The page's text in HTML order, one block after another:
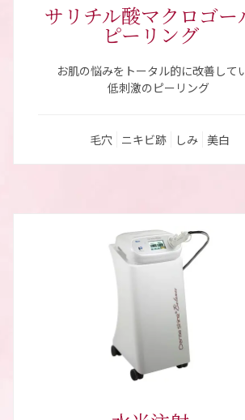
サリチル酸マクロゴー
ピーリング
お肌の悩みをトータル的に改善して
低刺激のピーリング
毛穴 ニキビ跡 しみ 美白